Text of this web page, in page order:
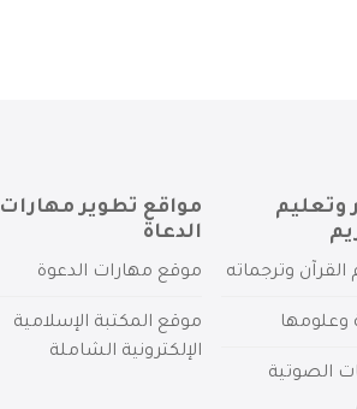
وتعليم
وترجماته
وعلومها
الصوتية
مواقع تطوير مهارات
الدعاة
موقع مهارات الدعوة
موقع المكتبة الإسلامية
الإلكترونية الشاملة